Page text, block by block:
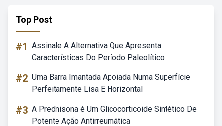
Top Post
#1 Assinale A Alternativa Que Apresenta
Características Do Período Paleolítico
#2 Uma Barra Imantada Apoiada Numa Superfície
Perfeitamente Lisa E Horizontal
#3 A Prednisona é Um Glicocorticoide Sintético De
Potente Ação Antirreumática